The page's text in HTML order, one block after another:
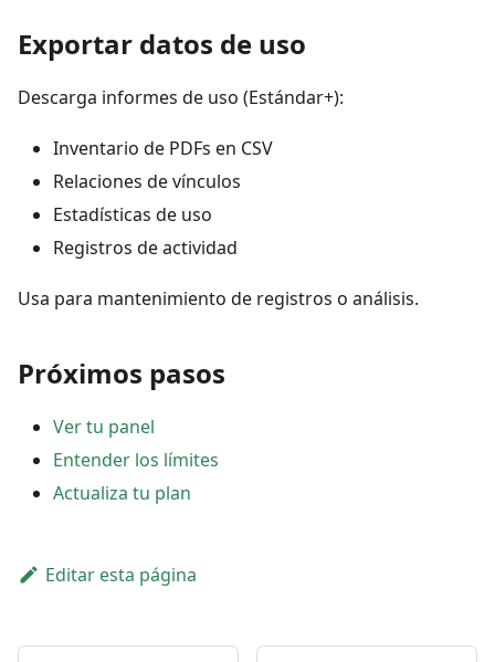
Exportar datos de uso
Descarga informes de uso (Estándar+):
Inventario de PDFs en CSV
Relaciones de vínculos
Estadísticas de uso
Registros de actividad
Usa para mantenimiento de registros o análisis.
Próximos pasos
Ver tu panel
Entender los límites
Actualiza tu plan
Editar esta página